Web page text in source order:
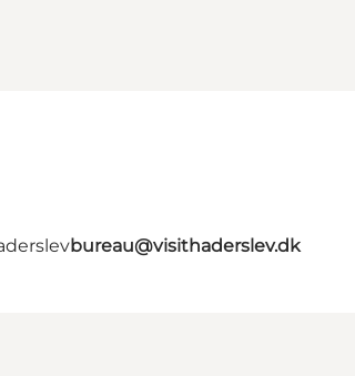
bureau@visithaderslev.dk